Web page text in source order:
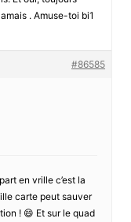
. Amuse-toi bi1
#86585
en vrille c’est la
carte peut sauver
! 😄 Et sur le quad